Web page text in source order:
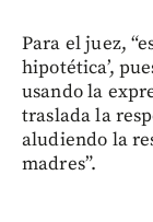
Para el juez,
hipotética’,
usando la
traslada la
aludiendo la
madres”.